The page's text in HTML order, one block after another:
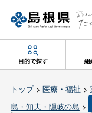
目的で探す 組
トップ> 医療・福祉 >
島・知夫・隠岐の島 >